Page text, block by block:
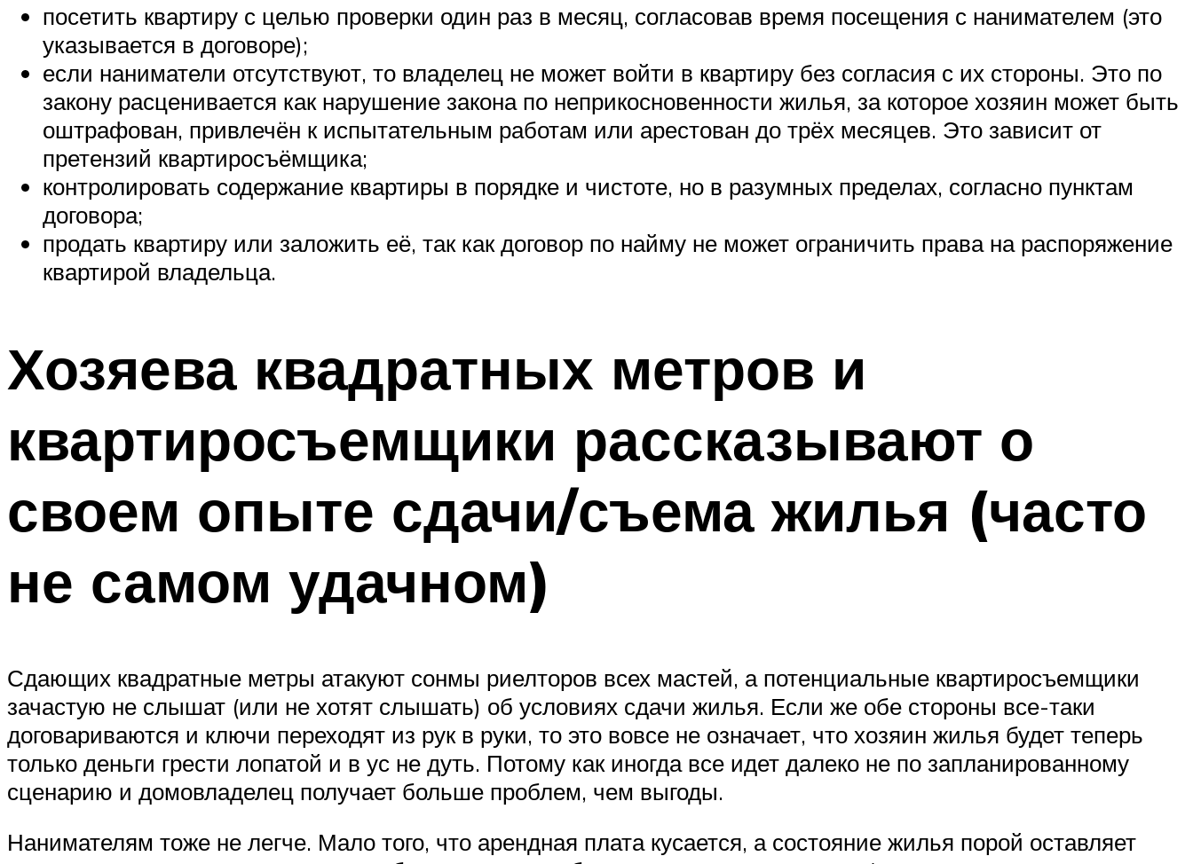
посетить квартиру с целью проверки один раз в месяц, согласовав время посещения с нанимателем (это
указывается в договоре);
если наниматели отсутствуют, то владелец не может войти в квартиру без согласия с их стороны. Это по
закону расценивается как нарушение закона по неприкосновенности жилья, за которое хозяин может быть
оштрафован, привлечён к испытательным работам или арестован до трёх месяцев. Это зависит от
претензий квартиросъёмщика;
контролировать содержание квартиры в порядке и чистоте, но в разумных пределах, согласно пунктам
договора;
продать квартиру или заложить её, так как договор по найму не может ограничить права на распоряжение
квартирой владельца.
Хозяева квадратных метров и
квартиросъемщики рассказывают о
своем опыте сдачи/съема жилья (часто
не самом удачном)
Сдающих квадратные метры атакуют сонмы риелторов всех мастей, а потенциальные квартиросъемщики
зачастую не слышат (или не хотят слышать) об условиях сдачи жилья. Если же обе стороны все-таки
договариваются и ключи переходят из рук в руки, то это вовсе не означает, что хозяин жилья будет теперь
только деньги грести лопатой и в ус не дуть. Потому как иногда все идет далеко не по запланированному
сценарию и домовладелец получает больше проблем, чем выгоды.
Нанимателям тоже не легче. Мало того, что арендная плата кусается, а состояние жилья порой оставляет